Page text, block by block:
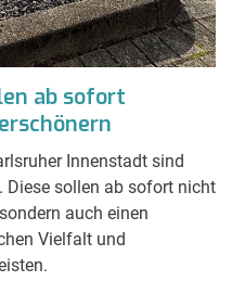
ab sofort
Innenstadt sind
Diese sollen ab sofort nicht
auch einen
Vielfalt und